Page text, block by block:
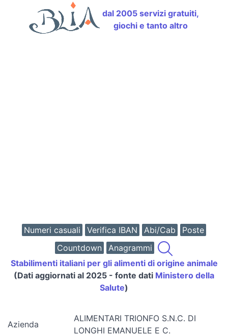
dal 2005 servizi gratuiti,
giochi e tanto altro
Numeri casuali Verifica IBAN Abi/Cab
Poste
Countdown
Anagrammi
Stabilimenti italiani per gli alimenti di origine animale
(Dati aggiornati al 2025 - fonte dati Ministero della
Salute)
Azienda
ALIMENTARI TRIONFO S.N.C. DI
LONGHI EMANUELE E C.